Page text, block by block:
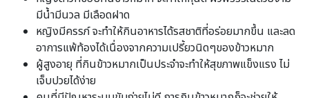
มีน้ำมีนวล มีเลือดฝาด
หญิงมีครรภ์ จะทำให้กินอาหารได้รสชาติที่อร่อยมากขึ้น และลด
อาการแพ้ท้องได้เนื่องจากความเปรี้ยวนิดๆของข้าวหมาก
ผู้สูงอายุ ที่กินข้าวหมากเป็นประจำจะทำให้สุขภาพแข็งแรง ไม่
เจ็บปวยได้ง่าย